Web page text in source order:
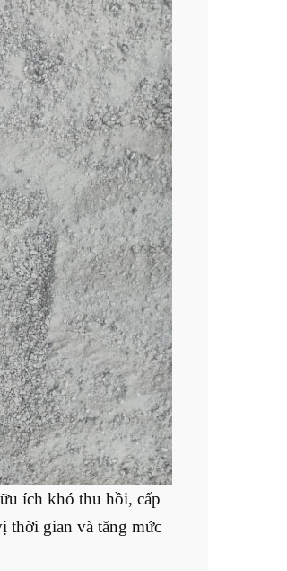
ích khó thu hồi, cấp
thời gian và tăng mức